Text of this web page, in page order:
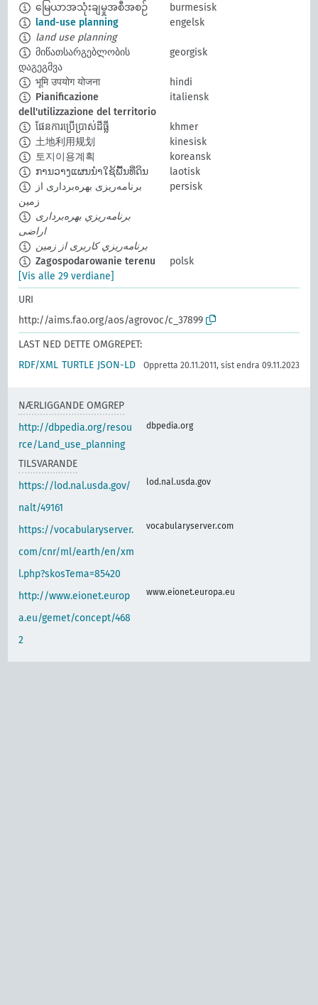
မြေယာအသုံးချမှုအစီအစဉ်
burmesisk
land-use planning
engelsk
land use planning
მიწათსარგებლობის
დაგეგმვა
georgisk
भूमि उपयोग योजना
hindi
Pianificazione
dell'utilizzazione del territorio
italiensk
ផែនការប្រើប្រាស់ដីធ្លី
khmer
土地利用规划
kinesisk
토지이용계획
koreansk
ການວາງແຜນນຳໃຊ້ພື້ນທີ່ດິນ
laotisk
زمین
persisk
اراضی
برنامه‌ريزي کاربری از زمين
Zagospodarowanie terenu
polsk
[Vis alle 29 verdiane]
URI
http://aims.fao.org/aos/agrovoc/c_37899
LAST NED DETTE OMGREPET:
RDF/XML TURTLE JSON-LD Oppretta 20.11.2011, sist endra 09.11.2023
NÆRLIGGANDE OMGREP
http://dbpedia.org/resou
rce/Land_use_planning
dbpedia.org
TILSVARANDE
https://lod.nal.usda.gov/
nalt/49161
lod.nal.usda.gov
https://vocabularyserver.
com/cnr/ml/earth/en/xm
l.php?skosTema=85420
vocabularyserver.com
http://www.eionet.europ
a.eu/gemet/concept/468
2
www.eionet.europa.eu